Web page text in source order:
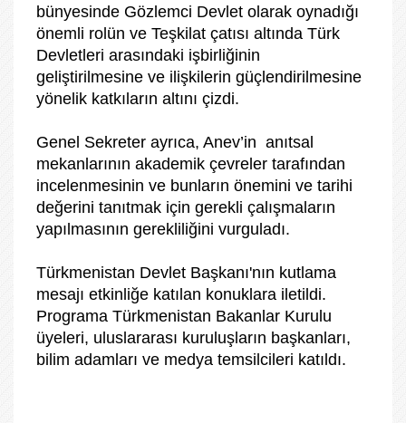
bünyesinde Gözlemci Devlet olarak oynadığı
önemli rolün ve Teşkilat çatısı altında Türk
Devletleri arasındaki işbirliğinin
geliştirilmesine ve ilişkilerin güçlendirilmesine
yönelik katkıların altını çizdi.
Genel Sekreter ayrıca, Anev’in anıtsal
mekanlarının akademik çevreler tarafından
incelenmesinin ve bunların önemini ve tarihi
değerini tanıtmak için gerekli çalışmaların
yapılmasının gerekliliğini vurguladı.
Türkmenistan Devlet Başkanı'nın kutlama
mesajı etkinliğe katılan konuklara iletildi.
Programa Türkmenistan Bakanlar Kurulu
üyeleri, uluslararası kuruluşların başkanları,
bilim adamları ve medya temsilcileri katıldı.